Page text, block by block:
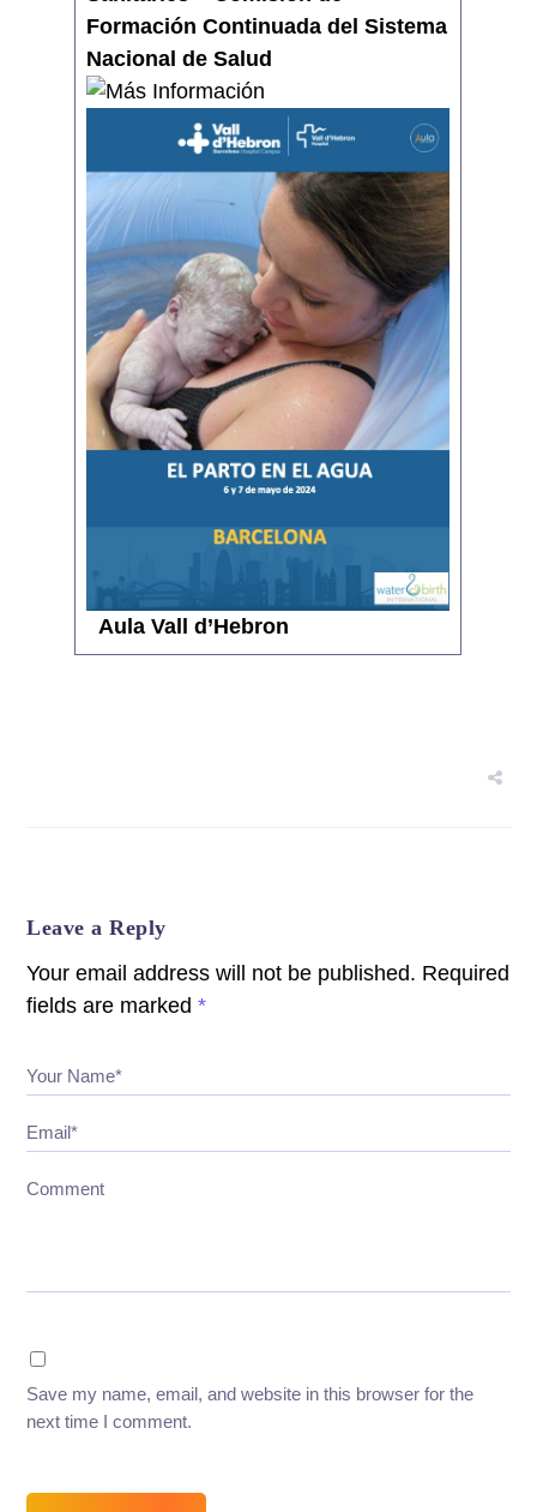
Formación Continuada del Sistema
Nacional de Salud
Aula Vall d’Hebron
Leave a Reply
Your email address will not be published. Required
fields are marked*
Your Name*
Email*
Comment
Save my name, email, and website in this browser for the
next time I comment.